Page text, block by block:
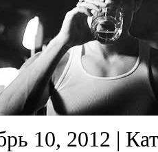
10, 2012 |